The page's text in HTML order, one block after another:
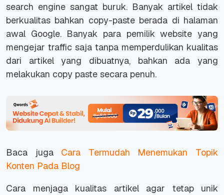
search engine sangat buruk. Banyak artikel tidak
berkualitas bahkan copy-paste berada di halaman
awal Google. Banyak para pemilik website yang
mengejar traffic saja tanpa memperdulikan kualitas
dari artikel yang dibuatnya, bahkan ada yang
melakukan copy paste secara penuh.
Baca juga Cara Termudah Menemukan Topik
Konten Pada Blog
Cara menjaga kualitas artikel agar tetap unik